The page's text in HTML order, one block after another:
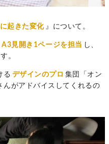
起きた変化 』について。
A3見開き1ページを担当 し、
。
る デザインのプロ 集団「オン
んがアドバイスしてくれるの